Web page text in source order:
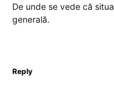
De unde se vede că
generală.
Reply